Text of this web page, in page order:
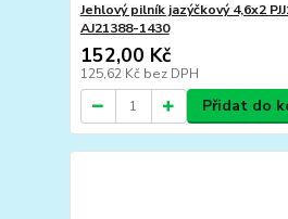
Jehlový pilník jazýčkový 4,6x2
AJ21388-1430
152,00 Kč
125,62 Kč bez DPH
Přidat do